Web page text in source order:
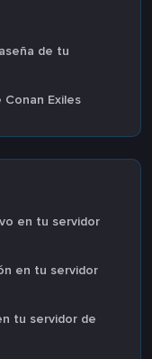
de tu
Conan Exiles
en tu servidor
en tu servidor
tu servidor de